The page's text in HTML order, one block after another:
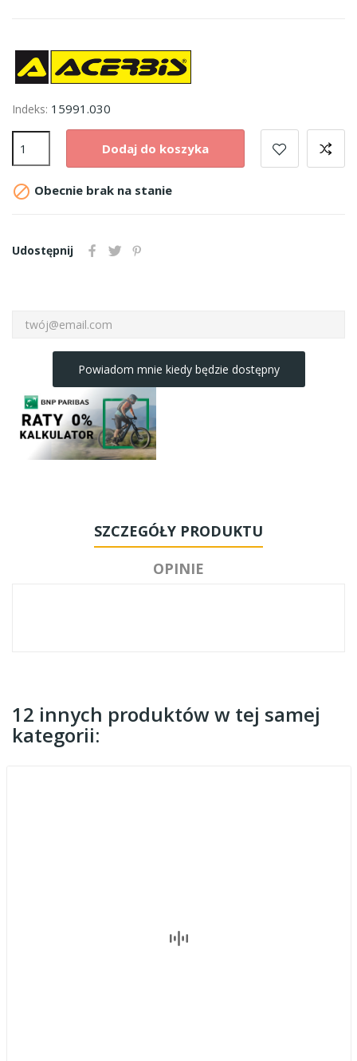
Indeks: 15991.030
Dodaj do koszyka
 Obecnie brak na stanie
Udostępnij
Powiadom mnie kiedy będzie dostępny
SZCZEGÓŁY PRODUKTU
OPINIE
12 innych produktów w tej samej
kategorii: